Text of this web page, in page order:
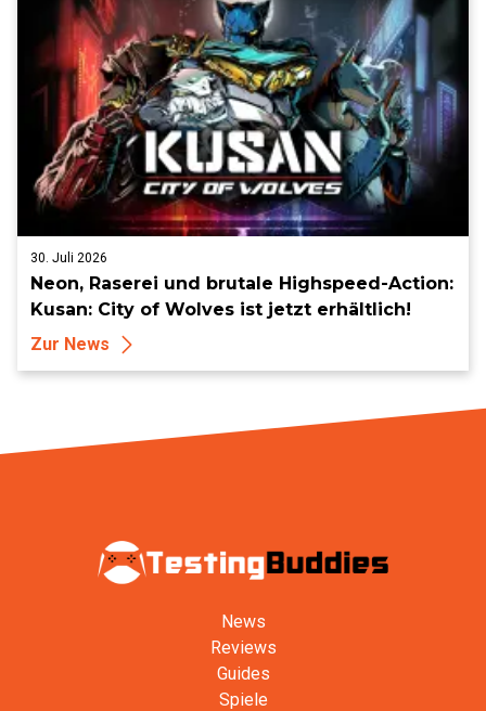
30. Juli 2026
Neon, Raserei und brutale Highspeed-Action:
Kusan: City of Wolves ist jetzt erhältlich!
Zur News
News
Reviews
Guides
Spiele